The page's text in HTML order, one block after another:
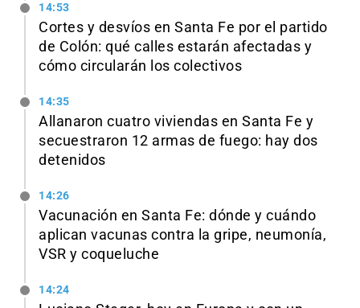
14:53
Cortes y desvíos en Santa Fe por el partido
de Colón: qué calles estarán afectadas y
cómo circularán los colectivos
14:35
Allanaron cuatro viviendas en Santa Fe y
secuestraron 12 armas de fuego: hay dos
detenidos
14:26
Vacunación en Santa Fe: dónde y cuándo
aplican vacunas contra la gripe, neumonía,
VSR y coqueluche
14:24